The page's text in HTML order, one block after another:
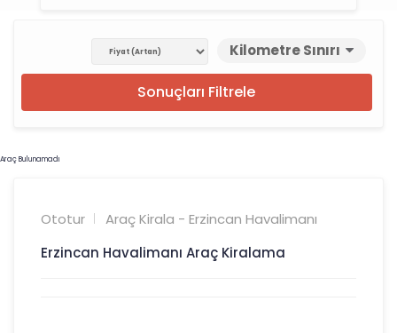
Kilometre Sınırı
Sonuçları Filtrele
Araç Bulunamadı
Ototur
Araç Kirala - Erzincan Havalimanı
Erzincan Havalimanı Araç Kiralama